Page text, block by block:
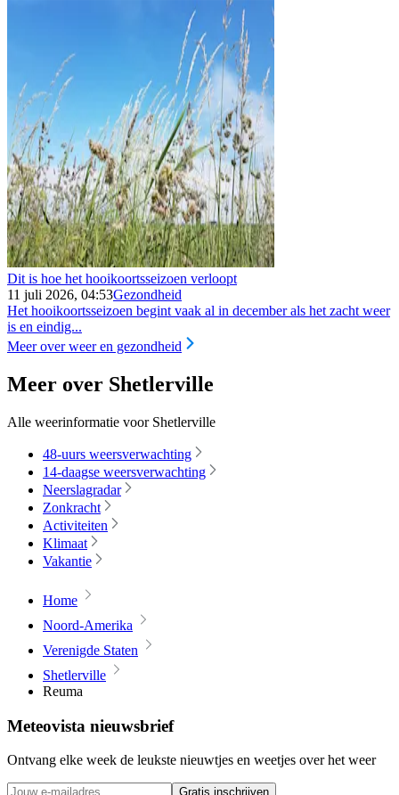
Dit is hoe het hooikoortsseizoen verloopt
11 juli 2026, 04:53Gezondheid
Het hooikoortsseizoen begint vaak al in december als het zacht weer
is en eindig...
Meer over weer en gezondheid
Meer over Shetlerville
Alle weerinformatie voor Shetlerville
48-uurs weersverwachting
14-daagse weersverwachting
Neerslagradar
Zonkracht
Activiteiten
Klimaat
Vakantie
Home
Noord-Amerika
Verenigde Staten
Shetlerville
Reuma
Meteovista nieuwsbrief
Ontvang elke week de leukste nieuwtjes en weetjes over het weer
Gratis inschrijven